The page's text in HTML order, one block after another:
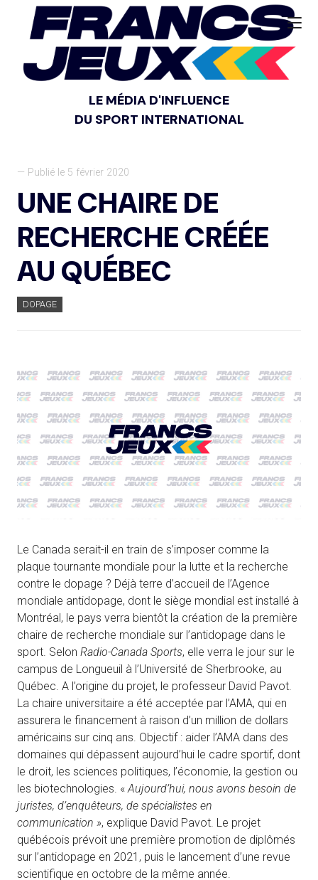
LE MÉDIA D'INFLUENCE
DU SPORT INTERNATIONAL
— Publié le 5 février 2020
UNE CHAIRE DE
RECHERCHE CRÉÉE
AU QUÉBEC
DOPAGE
Le Canada serait-il en train de s’imposer comme la
plaque tournante mondiale pour la lutte et la recherche
contre le dopage ? Déjà terre d’accueil de l’Agence
mondiale antidopage, dont le siège mondial est installé à
Montréal, le pays verra bientôt la création de la première
chaire de recherche mondiale sur l’antidopage dans le
sport. Selon Radio-Canada Sports, elle verra le jour sur le
campus de Longueuil à l’Université de Sherbrooke, au
Québec. A l’origine du projet, le professeur David Pavot.
La chaire universitaire a été acceptée par l’AMA, qui en
assurera le financement à raison d’un million de dollars
américains sur cinq ans. Objectif : aider l’AMA dans des
domaines qui dépassent aujourd’hui le cadre sportif, dont
le droit, les sciences politiques, l’économie, la gestion ou
les biotechnologies. «Aujourd’hui, nous avons besoin de
juristes, d’enquêteurs, de spécialistes en
communication », explique David Pavot. Le projet
québécois prévoit une première promotion de diplômés
sur l’antidopage en 2021, puis le lancement d’une revue
scientifique en octobre de la même année.